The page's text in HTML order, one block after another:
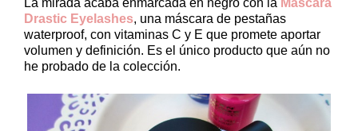
La mirada acaba enmarcada en negro con la Máscara
Drastic Eyelashes, una máscara de pestañas
waterproof, con vitaminas C y E que promete aportar
volumen y definición. Es el único producto que aún no
he probado de la colección.